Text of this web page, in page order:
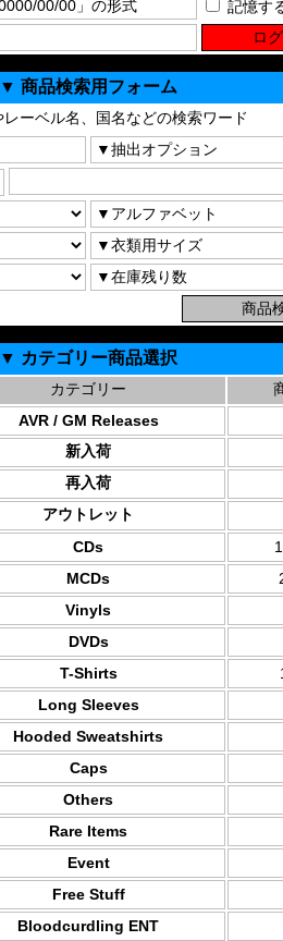
記憶す
▼ 商品検索用フォーム
ーベル名、国名などの検索ワード
▼ カテゴリー商品選択
カテゴリー
AVR / GM Releases
新入荷
再入荷
アウトレット
CDs
MCDs
Vinyls
DVDs
T-Shirts
Long Sleeves
Hooded Sweatshirts
Caps
Others
Rare Items
Event
Free Stuff
Bloodcurdling ENT